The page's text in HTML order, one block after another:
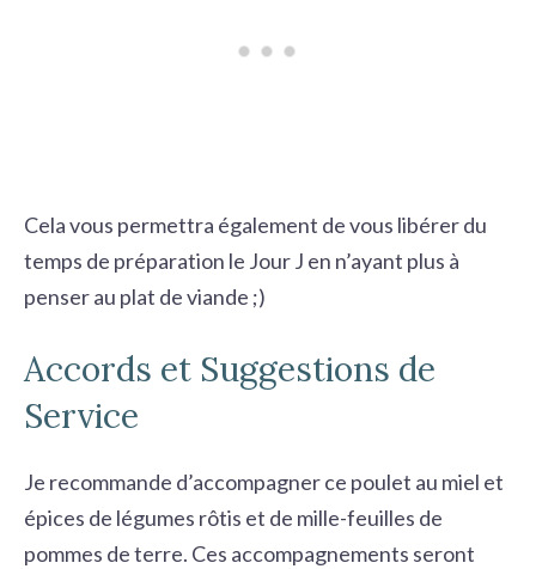
Cela vous permettra également de vous libérer du
temps de préparation le Jour J en n’ayant plus à
penser au plat de viande ;)
Accords et Suggestions de
Service
Je recommande d’accompagner ce poulet au miel et
épices de légumes rôtis et de mille-feuilles de
pommes de terre. Ces accompagnements seront